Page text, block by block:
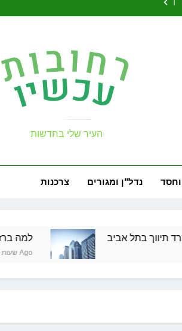
העיר שלי בחדשות
נדל"ן ומגורים צרכנות
למה ברז אחד מתיז
3 שעות Ago
אביב